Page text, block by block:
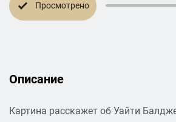
Просмотрено
Описание
Картина расскажет об Уайти